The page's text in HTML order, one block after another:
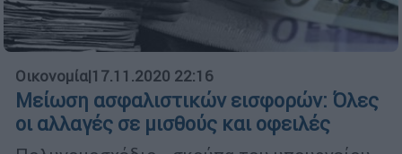
Οικονομία|17.11.2020 22:16
Μείωση ασφαλιστικών εισφορών: Όλες
οι αλλαγές σε μισθούς και οφειλές